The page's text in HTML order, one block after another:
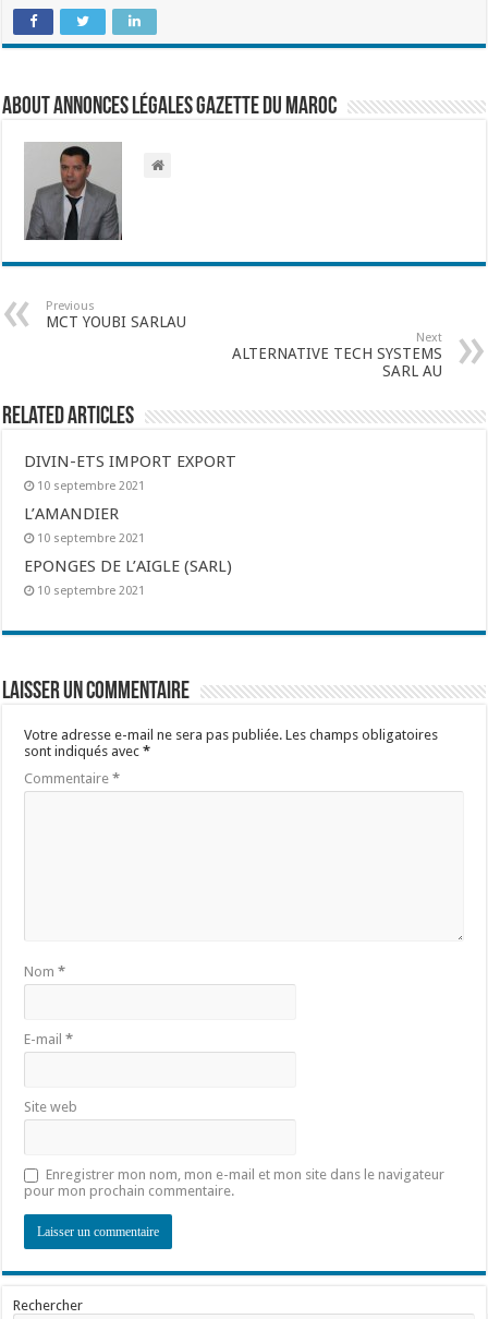
About Annonces légales Gazette du Maroc
Previous
MCT YOUBI SARLAU
Next
ALTERNATIVE TECH SYSTEMS
SARL AU
Related Articles
DIVIN-ETS IMPORT EXPORT
10 septembre 2021
L’AMANDIER
10 septembre 2021
EPONGES DE L’AIGLE (SARL)
10 septembre 2021
Laisser un commentaire
Votre adresse e-mail ne sera pas publiée. Les champs obligatoires
sont indiqués avec*
Commentaire*
Nom*
E-mail*
Site web
Enregistrer mon nom, mon e-mail et mon site dans le navigateur
pour mon prochain commentaire.
Rechercher